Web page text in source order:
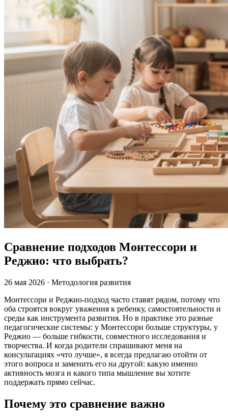
Сравнение подходов Монтессори и
Реджио: что выбрать?
26 мая 2026 · Методология развития
Монтессори и Реджио-подход часто ставят рядом, потому что
оба строятся вокруг уважения к ребенку, самостоятельности и
среды как инструмента развития. Но в практике это разные
педагогические системы: у Монтессори больше структуры, у
Реджио — больше гибкости, совместного исследования и
творчества. И когда родители спрашивают меня на
консультациях «что лучше», я всегда предлагаю отойти от
этого вопроса и заменить его на другой: какую именно
активность мозга и какого типа мышление вы хотите
поддержать прямо сейчас.
Почему это сравнение важно